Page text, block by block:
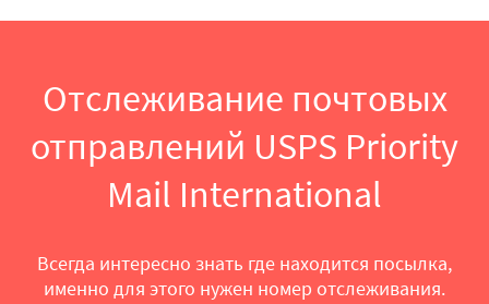
Отслеживание почтовых
отправлений USPS Priority
Mail International
Всегда интересно знать где находится посылка,
именно для этого нужен номер отслеживания.